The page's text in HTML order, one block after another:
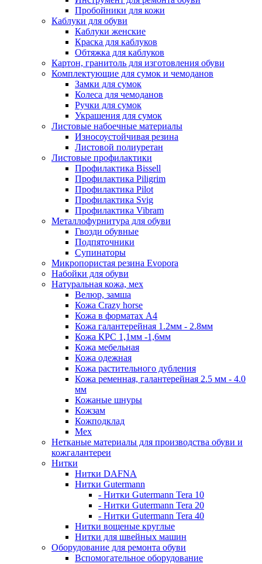
Пробойники для кожи
Каблуки для обуви
Каблуки женские
Краска для каблуков
Обтяжка для каблуков
Картон, гранитоль для изготовления обуви
Комплектующие для сумок и чемоданов
Замки для сумок
Колеса для чемоданов
Ручки для сумок
Украшения для сумок
Листовые набоечные материалы
Износоустойчивая резина
Листовой полиуретан
Листовые профилактики
Профилактика Bissell
Профилактика Piligrim
Профилактика Pilot
Профилактика Svig
Профилактика Vibram
Металлофурнитура для обуви
Гвозди обувные
Подпяточники
Супинаторы
Микропористая резина Evopora
Набойки для обуви
Натуральная кожа, мех
Велюр, замша
Кожа Crazy horse
Кожа в форматах А4
Кожа галантерейная 1.2мм - 2.8мм
Кожа КРС 1,1мм -1,6мм
Кожа мебельная
Кожа одежная
Кожа растительного дубления
Кожа ременная, галантерейная 2.5 мм - 4.0
мм
Кожаные шнуры
Кожзам
Кожподклад
Мех
Нетканые материалы для производства обуви и
кожгалантереи
Нитки
Нитки DAFNA
Нитки Gutermann
- Нитки Gutermann Tera 10
- Нитки Gutermann Tera 20
- Нитки Gutermann Tera 40
Нитки вощеные круглые
Нитки для швейных машин
Оборудование для ремонта обуви
Вспомогательное оборудование